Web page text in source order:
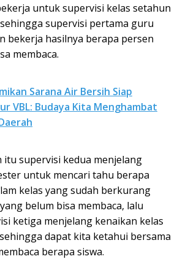
untuk supervisi kelas setahun
supervisi pertama guru
bekerja hasilnya berapa persen
membaca.
Sarana Air Bersih Siap
VBL: Budaya Kita Menghambat
itu supervisi kedua menjelang
untuk mencari tahu berapa
kelas yang sudah berkurang
belum bisa membaca, lalu
ketiga menjelang kenaikan kelas
dapat kita ketahui bersama
berapa siswa.